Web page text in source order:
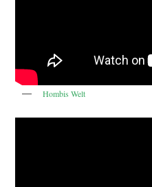
Hombis Welt